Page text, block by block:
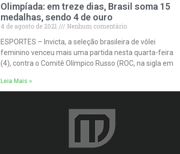
Olimpíada: em treze dias, Brasil soma 15
medalhas, sendo 4 de ouro
4 de agosto de 2021
Nenhum comentário
ESPORTES – Invicta, a seleção brasileira de vôlei
feminino venceu mais uma partida nesta quarta-feira
(4), contra o Comitê Olímpico Russo (ROC, na sigla em
Leia Mais »